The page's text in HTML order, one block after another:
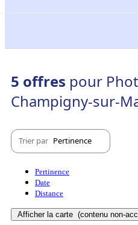
5 offres pour
Champigny-sur-
Trier par Pertinence
Pertinence
Date
Distance
Afficher la carte (contenu non-